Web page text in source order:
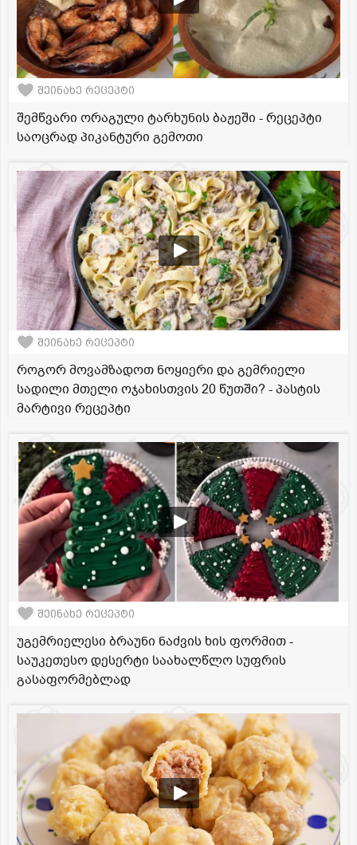
შეინახე რეცეპტი
შემწვარი ორაგული ტარხუნის ბაჟეში - რეცეპტი
საოცრად პიკანტური გემოთი
შეინახე რეცეპტი
როგორ მოვამზადოთ ნოყიერი და გემრიელი
სადილი მთელი ოჯახისთვის 20 წუთში? - პასტის
მარტივი რეცეპტი
შეინახე რეცეპტი
უგემრიელესი ბრაუნი ნაძვის ხის ფორმით -
საუკეთესო დესერტი საახალწლო სუფრის
გასაფორმებლად